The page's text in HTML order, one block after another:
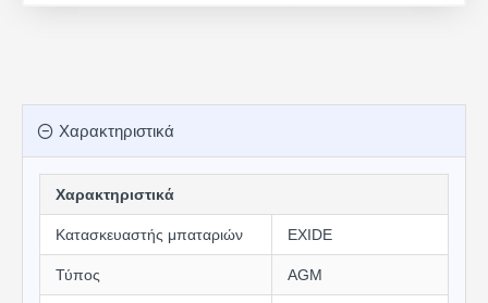
Χαρακτηριστικά
Χαρακτηριστικά
Κατασκευαστής μπαταριών EXIDE
Τύπος AGM